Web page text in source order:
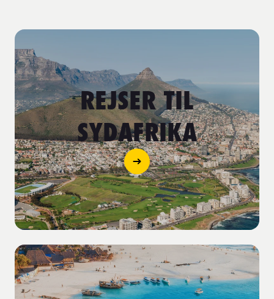
REJSER TIL
SYDAFRIKA